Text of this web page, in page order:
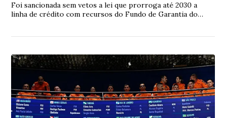
Foi sancionada sem vetos a lei que prorroga até 2030 a
linha de crédito com recursos do Fundo de Garantia do